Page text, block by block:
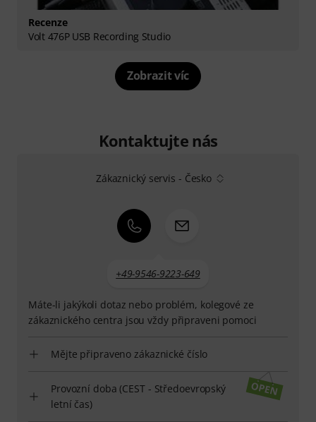
Recenze
Volt 476P USB Recording Studio
Zobrazit víc
Kontaktujte nás
Zákaznický servis - Česko
+49-9546-9223-649
Máte-li jakýkoli dotaz nebo problém, kolegové ze
zákaznického centra jsou vždy připraveni pomoci
Mějte připraveno zákaznické číslo
Provozní doba (CEST - Středoevropský
letní čas)